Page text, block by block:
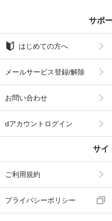
サポ
はじめての方へ
メールサービス登録/解除
お問い合わせ
dアカウントログイン
サイ
ご利用規約
プライバシーポリシー